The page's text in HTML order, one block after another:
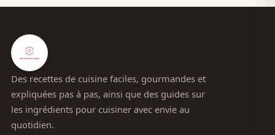
Des recettes de cuisine faciles, gourmandes et
expliquées pas à pas, ainsi que des guides sur
les ingrédients pour cuisiner avec envie au
quotidien.